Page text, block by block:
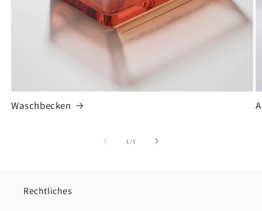
Waschbecken
1 /von
3
Rechtliches